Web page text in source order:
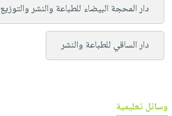
دار المحجة البيضاء للطباعة والنشر والتوزيع
دار الساقي للطباعة والنشر
وسائل تعليمية